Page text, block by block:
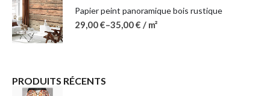
Papier peint panoramique bois rustique
29,00€–35,00€ / m²
PRODUITS RÉCENTS